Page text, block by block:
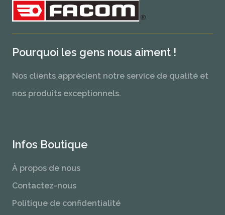
Pourquoi les gens nous aiment !
Nos clients apprécient notre service de qualité et
nos produits exceptionnels.
Infos Boutique
À propos de nous
Contactez-nous
Politique de confidentialité